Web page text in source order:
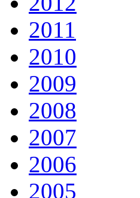
2011
2010
2009
2008
2007
2006
2005